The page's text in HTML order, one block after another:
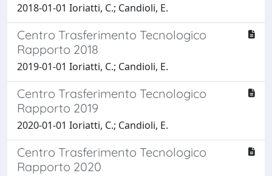
2018-01-01 Ioriatti, C.; Candioli, E.
Centro Trasferimento Tecnologico
Rapporto 2018
2019-01-01 Ioriatti, C.; Candioli, E.
Centro Trasferimento Tecnologico
Rapporto 2019
2020-01-01 Ioriatti, C.; Candioli, E.
Centro Trasferimento Tecnologico
Rapporto 2020